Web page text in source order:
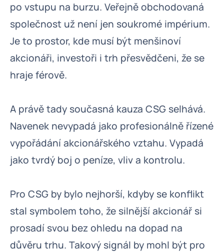
po vstupu na burzu. Veřejně obchodovaná
společnost už není jen soukromé impérium.
Je to prostor, kde musí být menšinoví
akcionáři, investoři i trh přesvědčeni, že se
hraje férově.
A právě tady současná kauza CSG selhává.
Navenek nevypadá jako profesionálně řízené
vypořádání akcionářského vztahu. Vypadá
jako tvrdý boj o peníze, vliv a kontrolu.
Pro CSG by bylo nejhorší, kdyby se konflikt
stal symbolem toho, že silnější akcionář si
prosadí svou bez ohledu na dopad na
důvěru trhu. Takový signál by mohl být pro